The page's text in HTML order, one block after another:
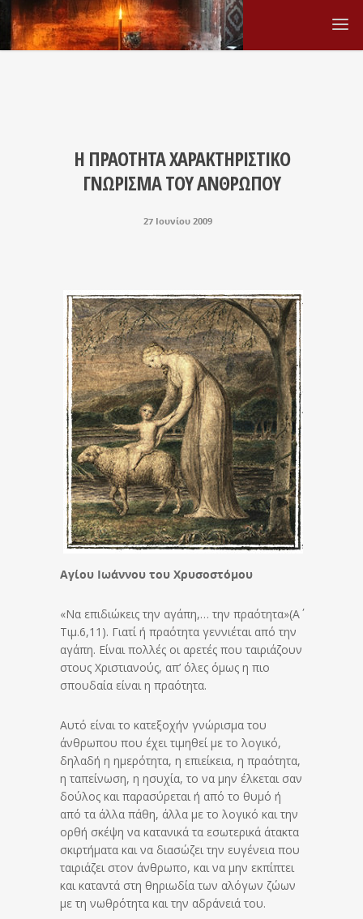
Η ΠΡΑΟΤΗΤΑ ΧΑΡΑΚΤΗΡΙΣΤΙΚΟ
ΓΝΩΡΙΣΜΑ ΤΟΥ ΑΝΘΡΩΠΟΥ
27 Ιουνίου 2009
Αγίου Ιωάννου του Χρυσοστόμου
«Να επιδιώκεις την αγάπη,… την πραότητα»(Α΄
Τιμ.6,11). Γιατί ή πραότητα γεννιέται από την
αγάπη. Είναι πολλές οι αρετές που ταιριάζουν
στους Χριστιανούς, απ’ όλες όμως η πιο
σπουδαία είναι η πραότητα.
Αυτό είναι το κατεξοχήν γνώρισμα του
άνθρωπου που έχει τιμηθεί με το λογικό,
δηλαδή η ημερότητα, η επιείκεια, η πραότητα,
η ταπείνωση, η ησυχία, το να μην έλκεται σαν
δούλος και παρασύρεται ή από το θυμό ή
από τα άλλα πάθη, άλλα με το λογικό και την
ορθή σκέψη να κατανικά τα εσωτερικά άτακτα
σκιρτήματα και να διασώζει την ευγένεια που
ταιριάζει στον άνθρωπο, και να μην εκπίπτει
και καταντά στη θηριωδία των αλόγων ζώων
με τη νωθρότητα και την αδράνειά του.